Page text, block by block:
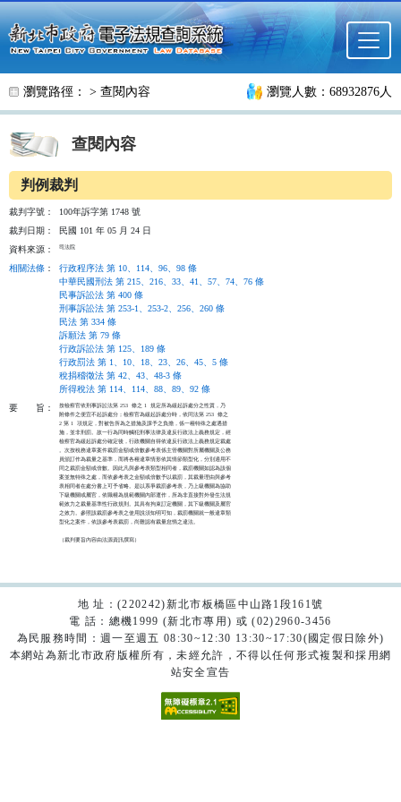
跳至主要內容
瀏覽路徑： > 查閱內容 瀏覽人數：68932876人
查閱內容
判例裁判
裁判字號：
100年訴字第 1748 號
裁判日期：
民國 101 年 05 月 24 日
資料來源：
司法院
相關法條 ：
行政程序法 第 10、114、96、98 條
中華民國刑法 第 215、216、33、41、57、74、76 條
民事訴訟法 第 400 條
刑事訴訟法 第 253-1、253-2、256、260 條
民法 第 334 條
訴願法 第 79 條
行政訴訟法 第 125、189 條
行政罰法 第 1、10、18、23、26、45、5 條
稅捐稽徵法 第 42、43、48-3 條
所得稅法 第 114、114、88、89、92 條
要
旨：
按檢察官依刑事訴訟法第 253  條之 1  規定所為緩起訴處分之性質，乃
附條件之便宜不起訴處分；檢察官為緩起訴處分時，依同法第 253  條之
2 第 1  項規定，對被告所為之措施及課予之負擔，係一種特殊之處遇措
施，並非刑罰。故一行為同時觸犯刑事法律及違反行政法上義務規定，經
檢察官為緩起訴處分確定後，行政機關自得依違反行政法上義務規定裁處
。次按稅務違章案件裁罰金額或倍數參考表係主管機關對所屬機關及公務
員頒訂作為裁量之基準，而將各種違章情形依其情節類型化，分別適用不
同之裁罰金額或倍數。因此凡與參考表類型相同者，裁罰機關如認為該個
案並無特殊之處，而依參考表之金額或倍數予以裁罰，其裁量理由與參考
表相同者在處分書上可予省略。是以系爭裁罰參考表，乃上級機關為協助
下級機關或屬官，依職權為規範機關內部運作，所為非直接對外發生法規
範效力之裁量基準性行政規則。其具有拘束訂定機關，其下級機關及屬官
之效力。參照該裁罰參考表之使用說須知明可知，裁罰機關就一般違章類
型化之案件，依該參考表裁罰，尚難認有裁量怠惰之違法。
（裁判要旨內容由法源資訊撰寫）
地 址：(220242)新北市板橋區中山路1段161號
電 話：總機1999 (新北市專用) 或 (02)2960-3456
為民服務時間：週一至週五 08:30~12:30 13:30~17:30(國定假日除外)
本網站為新北市政府版權所有，未經允許，不得以任何形式複製和採用網
站安全宣告